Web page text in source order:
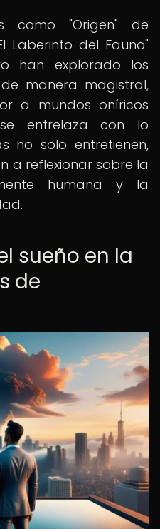
como "Origen" de
Laberinto del Fauno"
han explorado los
manera magistral,
a mundos oníricos
entrelaza con lo
no solo entretienen,
a reflexionar sobre la
humana y la
sueño en la
de